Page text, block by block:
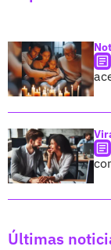
Últimas